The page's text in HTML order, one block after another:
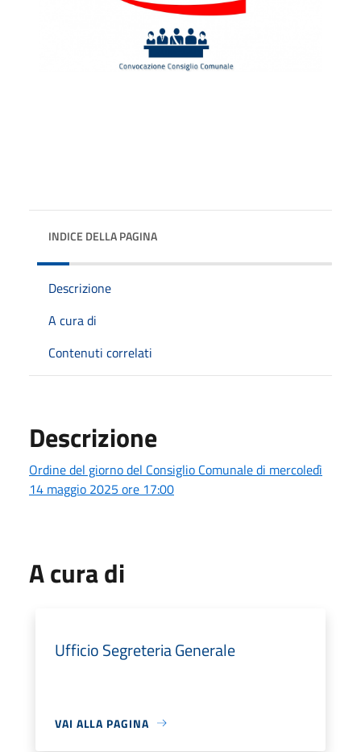
INDICE DELLA PAGINA
Descrizione
A cura di
Contenuti correlati
Descrizione
Ordine del giorno del Consiglio Comunale di mercoledì
14 maggio 2025 ore 17:00
A cura di
Ufficio Segreteria Generale
VAI ALLA PAGINA